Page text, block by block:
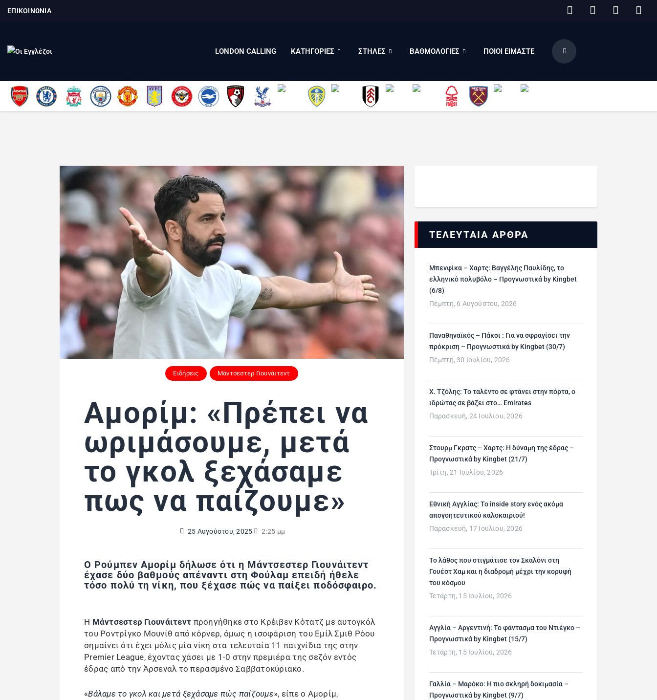
ΕΠΙΚΟΙΝΩΝΙΑ
LONDON CALLING ΚΑΤΗΓΟΡΙΕΣ ΣΤΗΛΕΣ ΒΑΘΜΟΛΟΓΙΕΣ ΠΟΙΟΙ ΕΙΜΑΣΤΕ
Ειδήσεις Μάντσεστερ Γιουνάιτεντ
Αμορίμ: «Πρέπει να
ωριμάσουμε, μετά
το γκολ ξεχάσαμε
πως να παίζουμε»
25 Αυγούστου, 2025 2:25 μμ
Ο Ρούμπεν Αμορίμ δήλωσε ότι η Μάντσεστερ Γιουνάιτεντ
έχασε δύο βαθμούς απέναντι στη Φούλαμ επειδή ήθελε
τόσο πολύ τη νίκη, που ξέχασε πώς να παίξει ποδόσφαιρο.
Η Μάντσεστερ Γιουνάιτεντ προηγήθηκε στο Κρέιβεν Κότατζ με αυτογκόλ
του Ροντρίγκο Μουνίθ από κόρνερ, όμως η ισοφάριση του Εμίλ Σμιθ Ρόου
σημαίνει ότι έχει μόλις μία νίκη στα τελευταία 11 παιχνίδια της στην
Premier League, έχοντας χάσει με 1-0 στην πρεμιέρα της σεζόν εντός
έδρας από την Άρσεναλ το περασμένο Σαββατοκύριακο.
«Βάλαμε το γκολ και μετά ξεχάσαμε πώς παίζουμε», είπε ο Αμορίμ,
ΤΕΛΕΥΤΑΙΑ ΑΡΘΡΑ
Μπενφίκα – Χαρτς: Βαγγέλης Παυλίδης, το
ελληνικό πολυβόλο – Προγνωστικά by Kingbet
(6/8)
Πέμπτη, 6 Αυγούστου, 2026
Παναθηναϊκός – Πάκσι : Για να σφραγίσει την
πρόκριση – Προγνωστικά by Kingbet (30/7)
Πέμπτη, 30 Ιουλίου, 2026
Χ. Τζόλης: Το ταλέντο σε φτάνει στην πόρτα, ο
ιδρώτας σε βάζει στο… Emirates
Παρασκευή, 24 Ιουλίου, 2026
Στουρμ Γκρατς – Χαρτς: Η δύναμη της έδρας –
Προγνωστικά by Kingbet (21/7)
Τρίτη, 21 Ιουλίου, 2026
Εθνική Αγγλίας: Το inside story ενός ακόμα
απογοητευτικού καλοκαιριού!
Παρασκευή, 17 Ιουλίου, 2026
Το λάθος που στιγμάτισε τον Σκαλόνι στη
Γουέστ Χαμ και η διαδρομή μέχρι την κορυφή
του κόσμου
Τετάρτη, 15 Ιουλίου, 2026
Αγγλία – Αργεντινή: Το φάντασμα του Ντιέγκο –
Προγνωστικά by Kingbet (15/7)
Τετάρτη, 15 Ιουλίου, 2026
Γαλλία – Μαρόκο: Η πιο σκληρή δοκιμασία –
Προγνωστικά by Kingbet (9/7)